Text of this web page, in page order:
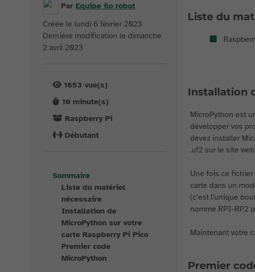
ParEquipe ilo robot
Créée le lundi 6 février 2023
Dernière modification le dimanche
2 avril 2023
1653 vue(s)
10 minute(s)
Raspberry Pi
Débutant
Sommaire
Liste du matériel
nécessaire
Installation de
MicroPython sur votre
carte Raspberry Pi Pico
Premier code
MicroPython
Liste du
Installation
MicroPython est
développer vos
devez installer
.uf2 sur le site
Une fois ce
carte dans un
(c'est l'unique
nomme RPI-RP2
Maintenant votre
Premier